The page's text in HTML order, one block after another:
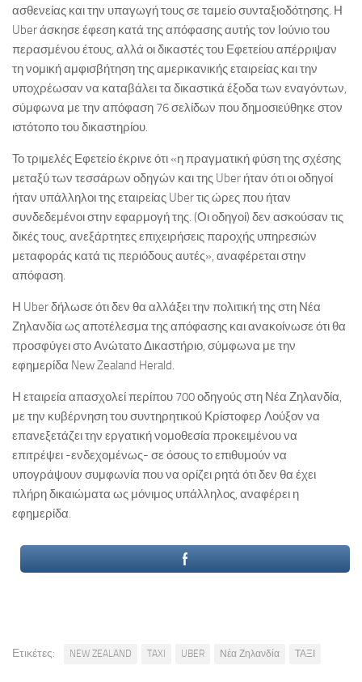
ασθενείας και την υπαγωγή τους σε ταμείο συνταξιοδότησης. Η
Uber άσκησε έφεση κατά της απόφασης αυτής τον Ιούνιο του
περασμένου έτους, αλλά οι δικαστές του Εφετείου απέρριψαν
τη νομική αμφισβήτηση της αμερικανικής εταιρείας και την
υποχρέωσαν να καταβάλει τα δικαστικά έξοδα των εναγόντων,
σύμφωνα με την απόφαση 76 σελίδων που δημοσιεύθηκε στον
ιστότοπο του δικαστηρίου.
Το τριμελές Εφετείο έκρινε ότι «η πραγματική φύση της σχέσης
μεταξύ των τεσσάρων οδηγών και της Uber ήταν ότι οι οδηγοί
ήταν υπάλληλοι της εταιρείας Uber τις ώρες που ήταν
συνδεδεμένοι στην εφαρμογή της. (Οι οδηγοί) δεν ασκούσαν τις
δικές τους, ανεξάρτητες επιχειρήσεις παροχής υπηρεσιών
μεταφοράς κατά τις περιόδους αυτές», αναφέρεται στην
απόφαση.
Η Uber δήλωσε ότι δεν θα αλλάξει την πολιτική της στη Νέα
Ζηλανδία ως αποτέλεσμα της απόφασης και ανακοίνωσε ότι θα
προσφύγει στο Ανώτατο Δικαστήριο, σύμφωνα με την
εφημερίδα New Zealand Herald.
Η εταιρεία απασχολεί περίπου 700 οδηγούς στη Νέα Ζηλανδία,
με την κυβέρνηση του συντηρητικού Κρίστοφερ Λούξον να
επανεξετάζει την εργατική νομοθεσία προκειμένου να
επιτρέψει -ενδεχομένως- σε όσους το επιθυμούν να
υπογράψουν συμφωνία που να ορίζει ρητά ότι δεν θα έχει
πλήρη δικαιώματα ως μόνιμος υπάλληλος, αναφέρει η
εφημερίδα.
Ετικέτες: NEW ZEALAND TAXI UBER Νέα Ζηλανδία ΤΑΞΙ